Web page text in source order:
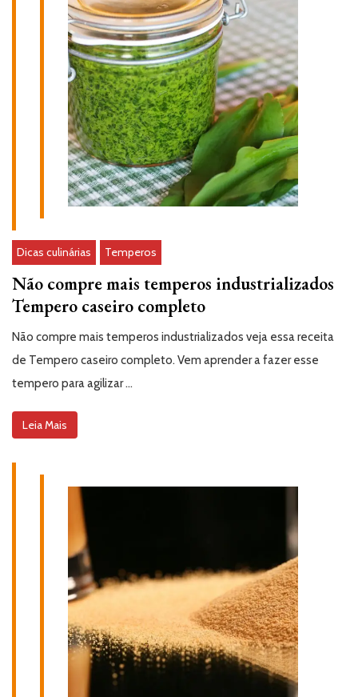
Dicas culinárias Temperos
Não compre mais temperos industrializados
Tempero caseiro completo
Não compre mais temperos industrializados veja essa receita
de Tempero caseiro completo. Vem aprender a fazer esse
tempero para agilizar …
Leia Mais